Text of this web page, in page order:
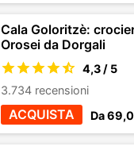
Cala Goloritzè:
Orosei da Dorgali
4,3 / 5
3.734 recensioni
ACQUISTA Da